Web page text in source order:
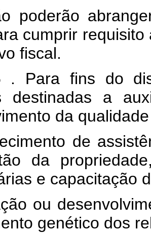
poderão
cumprir
fiscal.
. Para fins do
destinadas a
da
de
da
e capacitação
ou
genético dos